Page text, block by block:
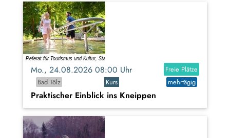
Mo., 24.08.2026 08:00 Uhr
Freie Plätze
Bad Tölz
Kurs mehrtägig
Praktischer Einblick ins Kneippen